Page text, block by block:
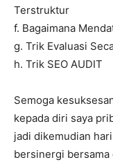
Terstruktur
f. Bagaimana
g. Trik Evaluasi
h. Trik SEO AUDIT
Semoga
kepada diri saya
jadi dikemudian
bersinergi bersama